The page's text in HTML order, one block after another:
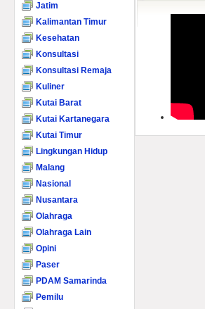
Jatim
Kalimantan Timur
Kesehatan
Konsultasi
Konsultasi Remaja
Kuliner
Kutai Barat
Kutai Kartanegara
Kutai Timur
Lingkungan Hidup
Malang
Nasional
Nusantara
Olahraga
Olahraga Lain
Opini
Paser
PDAM Samarinda
Pemilu